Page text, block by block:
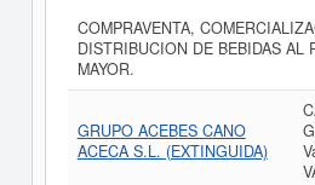
COMPRAVENTA,
DISTRIBUCION DE BEBIDAS AL
MAYOR.
GRUPO ACEBES CANO
ACECA S.L. (EXTINGUIDA)